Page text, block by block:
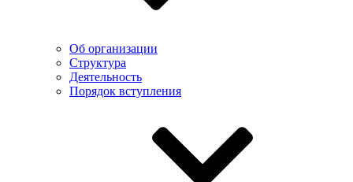
Об организации
Структура
Деятельность
Порядок вступления